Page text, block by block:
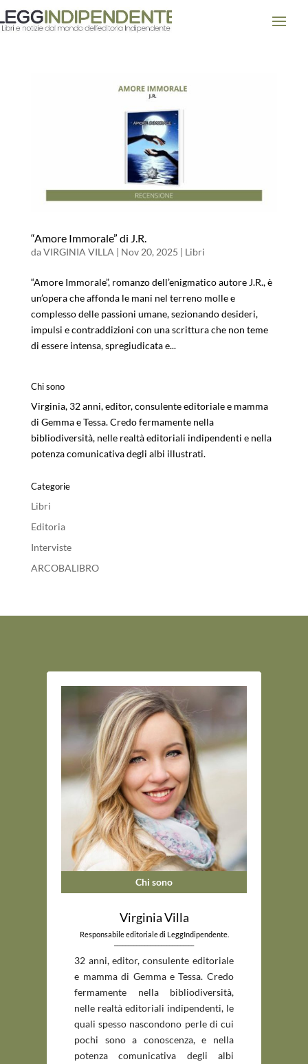
“Amore Immorale” di J.R.
daVIRGINIA VILLA | Nov 20, 2025 | Libri
“Amore Immorale”, romanzo dell’enigmatico autore J.R., è
un’opera che affonda le mani nel terreno molle e
complesso delle passioni umane, sezionando desideri,
impulsi e contraddizioni con una scrittura che non teme
di essere intensa, spregiudicata e...
Chi sono
Virginia, 32 anni, editor, consulente editoriale e mamma
di Gemma e Tessa. Credo fermamente nella
bibliodiversità, nelle realtà editoriali indipendenti e nella
potenza comunicativa degli albi illustrati.
Categorie
Libri
Editoria
Interviste
ARCOBALIBRO
Chi sono
Virginia Villa
Responsabile editoriale di LeggIndipendente.
_____________________________
32 anni, editor, consulente editoriale
e mamma di Gemma e Tessa. Credo
fermamente nella bibliodiversità,
nelle realtà editoriali indipendenti, le
quali spesso nascondono perle di cui
pochi sono a conoscenza, e nella
potenza comunicativa degli albi